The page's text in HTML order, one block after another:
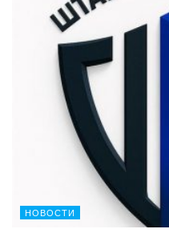
НОВОСТИ